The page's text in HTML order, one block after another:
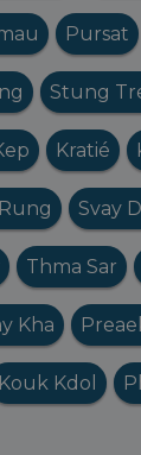
Pursat
Stung
Kratié
Svay
Thma Sar
Kha
Kouk Kdol